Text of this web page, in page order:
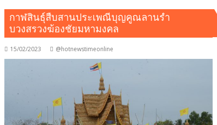
กาฬสินธุ์สืบสานประเพณีบุญคูณลานรำ
บวงสรวงฆ้องชัยมหามงคล
15/02/2023 @hotnewstimeonline